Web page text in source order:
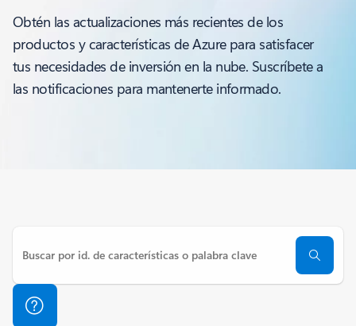
Obtén las actualizaciones más recientes de los
productos y características de Azure para satisfacer
tus necesidades de inversión en la nube. Suscríbete a
las notificaciones para mantenerte informado.